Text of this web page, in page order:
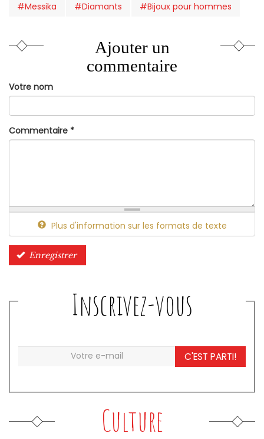
#Messika #Diamants #Bijoux pour hommes
Ajouter un
commentaire
Votre nom
Commentaire *
Plus d'information sur les formats de texte
Enregistrer
Inscrivez-vous
C'EST PARTI!
Culture